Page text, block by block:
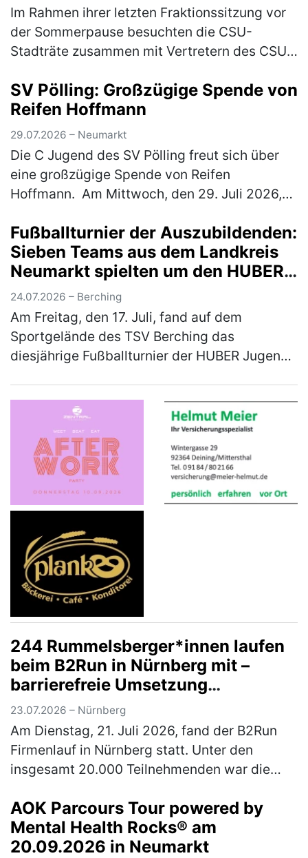
Im Rahmen ihrer letzten Fraktionssitzung vor
der Sommerpause besuchten die CSU-
Stadträte zusammen mit Vertretern des CSU-
Christuskirche. Geschäftsführender Pfarrer
Mich…(mehr)
SV Pölling: Großzügige Spende von
Reifen Hoffmann
29.07.2026 – Neumarkt
Die C Jugend des SV Pölling freut sich über
eine großzügige Spende von Reifen
Hoffmann. Am Mittwoch, den 29. Juli 2026,
Mannschaft übergeben. Der SV Pölling
bedank…(mehr)
Fußballturnier der Auszubildenden:
Sieben Teams aus dem Landkreis
Neumarkt spielten um den HUBER
Azubi-Cup
24.07.2026 – Berching
Am Freitag, den 17. Juli, fand auf dem
Sportgelände des TSV Berching das
diesjährige Fußballturnier der HUBER Jugend-
244 Rummelsberger*innen laufen
beim B2Run in Nürnberg mit –
barrierefreie Umsetzung
ermöglichte Rollstuhlfahrer*innen
Teilnahme am Firmenlauf
23.07.2026 – Nürnberg
Am Dienstag, 21. Juli 2026, fand der B2Run
Firmenlauf in Nürnberg statt. Unter den
insgesamt 20.000 Teilnehmenden war die
engagierten Team von 244 Läufer*innen so
star…(mehr)
AOK Parcours Tour powered by
Mental Health Rocks® am
20.09.2026 in Neumarkt